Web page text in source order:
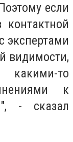
если
экспертами
видимости,
то
к
- сказал